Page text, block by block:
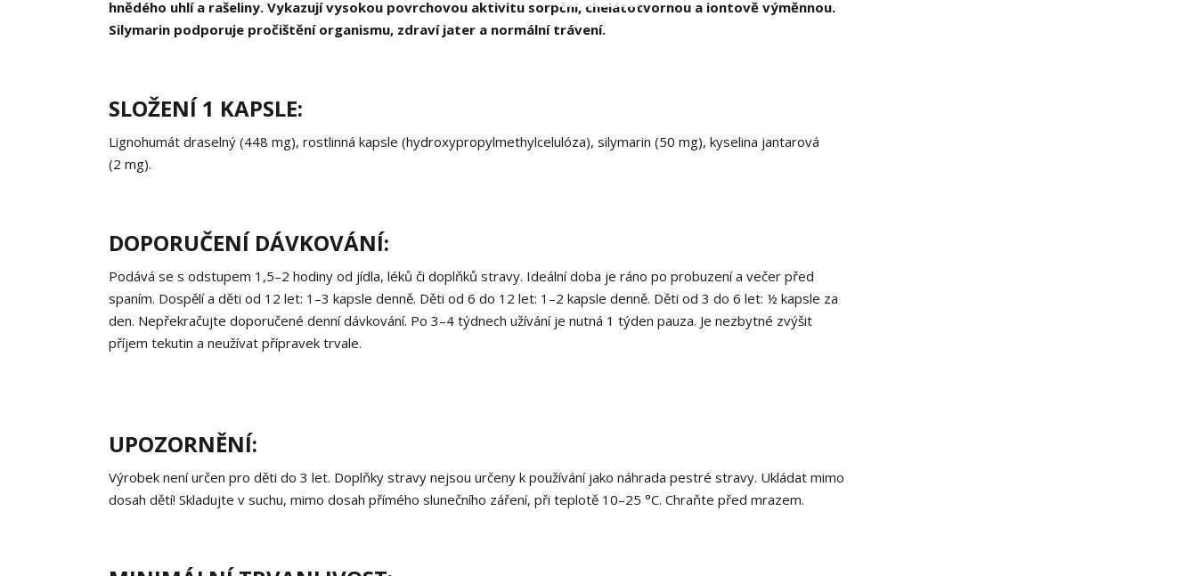
hnědého uhlí a rašeliny. Vykazují vysokou povrchovou aktivitu sorpční, chelátotvornou a iontově výměnnou.
Silymarin podporuje pročištění organismu, zdraví jater a normální trávení.
SLOŽENÍ 1 KAPSLE:
Lignohumát draselný (448 mg), rostlinná kapsle (hydroxypropylmethylcelulóza), silymarin (50 mg), kyselina jantarová
(2 mg).
DOPORUČENÍ DÁVKOVÁNÍ:
Podává se s odstupem 1,5–2 hodiny od jídla, léků či doplňků stravy. Ideální doba je ráno po probuzení a večer před
spaním. Dospělí a děti od 12 let: 1–3 kapsle denně. Děti od 6 do 12 let: 1–2 kapsle denně. Děti od 3 do 6 let: ½ kapsle za
den. Nepřekračujte doporučené denní dávkování. Po 3–4 týdnech užívání je nutná 1 týden pauza. Je nezbytné zvýšit
příjem tekutin a neužívat přípravek trvale.
UPOZORNĚNÍ:
Výrobek není určen pro děti do 3 let. Doplňky stravy nejsou určeny k používání jako náhrada pestré stravy. Ukládat mimo
dosah dětí! Skladujte v suchu, mimo dosah přímého slunečního záření, při teplotě 10–25 °C. Chraňte před mrazem.